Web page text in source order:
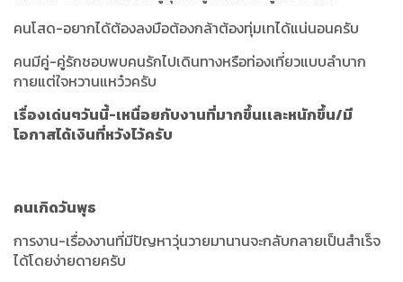
คนโสด-อยากได้ต้องลงมือต้องกล้าต้องทุ่มเทได้แน่นอนครับ
คนมีคู่-คู่รักชอบพบคนรักไปเดินทางหรือท่องเที่ยวแบบลำบาก
กายแต่ใจหวานแหว๋วครับ
เรื่องเด่นๆวันนี้-เหนื่อยกับงานที่มากขึ้นเเละหนักขึ้น/มี
โอกาสได้เงินที่หวังไว้ครับ
คนเกิดวันพุธ
การงาน-เรื่องงานที่มีปัญหาวุ่นวายมานานจะกลับกลายเป็นสำเร็จ
ได้โดยง่ายดายครับ